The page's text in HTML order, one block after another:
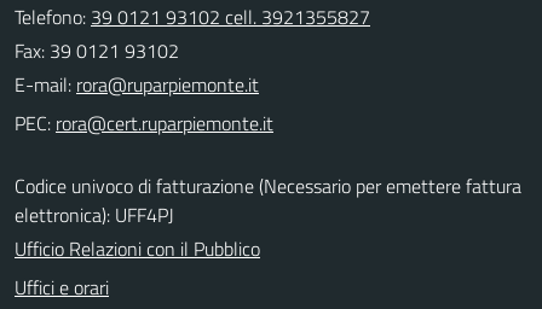
Telefono: 39 0121 93102 cell. 3921355827
Fax: 39 0121 93102
E-mail:
PEC:
Codice univoco di fatturazione (Necessario per emettere fattura
elettronica): UFF4PJ
Ufficio Relazioni con il Pubblico
Uffici e orari